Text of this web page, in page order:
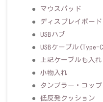
マウスパッド
ディスプレイボード
USBハブ
USBケーブル(Type-
上記ケーブルも入
小物入れ
タンブラー・コップ
低反発クッション